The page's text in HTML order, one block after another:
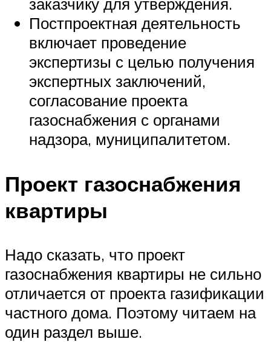
Постпроектная деятельность
включает проведение
экспертизы с целью получения
экспертных заключений,
согласование проекта
газоснабжения с органами
надзора, муниципалитетом.
Проект газоснабжения
квартиры
Надо сказать, что проект
газоснабжения квартиры не сильно
отличается от проекта газификации
частного дома. Поэтому читаем на
один раздел выше.